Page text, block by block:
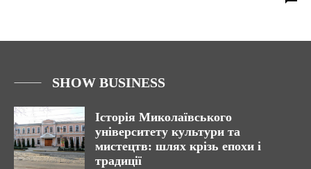
SHOW BUSINESS
Історія Миколаївського
університету культури та
мистецтв: шлях крізь епохи і
традиції